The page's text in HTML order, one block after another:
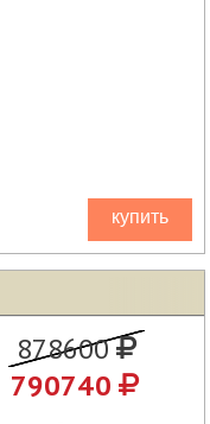
купить
878600
790740